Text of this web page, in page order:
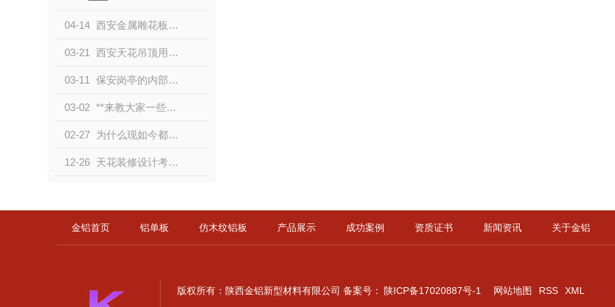
04-14 西安金属雕花板介绍
03-21 西安天花吊顶用什么材料好
03-11 保安岗亭的内部配置如何安排才能够更合理化
03-02 **来教大家一些相关GRC装饰构件的安装方法，一起来看看吧
02-27 为什么现如今都在运用植草砖？原来优点这么多
12-26 天花装修设计考虑重点，以及主要注意事项
金铝首页 铝单板 仿木纹铝板 产品展示 成功案例 资质证书 新闻资讯 关于金铝
版权所有：陕西金铝新型材料有限公司 备案号： 陕ICP备17020887号-1 网站地图 RSS
XML